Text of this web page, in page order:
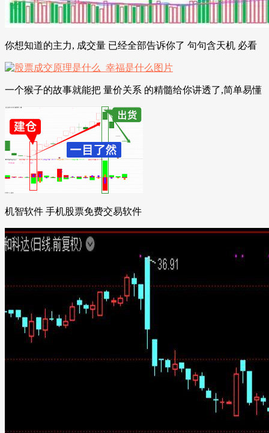
你想知道的主力, 成交量 已经全部告诉你了 句句含天机 必看
一个猴子的故事就能把 量价关系 的精髓给你讲透了,简单易懂
机智软件 手机股票免费交易软件